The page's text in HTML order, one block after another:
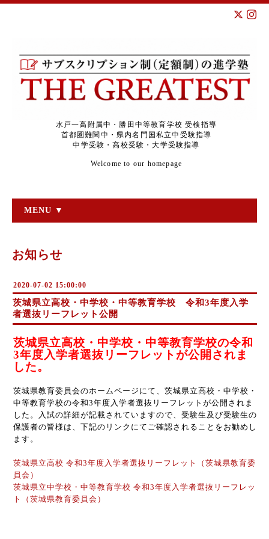
水戸一高附属中・勝田中等教育学校 受検指導
首都圏難関中・県内名門国私立中受験指導
中学受験・高校受験・大学受験指導
Welcome to our homepage
MENU ▼
お知らせ
2020-07-02 15:00:00
茨城県立高校・中学校・中等教育学校 令和3年度入学
者選抜リーフレット公開
茨城県立高校・中学校・中等教育学校の令和
3年度入学者選抜リーフレットが公開されま
した。
茨城県教育委員会のホームページにて、茨城県立高校・中学校・
中等教育学校の令和3年度入学者選抜リーフレットが公開されま
した。入試の詳細が記載されていますので、受験生及び受験生の
保護者の皆様は、下記のリンクにてご確認されることをお勧めし
ます。
茨城県立高校 令和3年度入学者選抜リーフレット（茨城県教育委
員会）
茨城県立中学校・中等教育学校 令和3年度入学者選抜リーフレッ
ト（茨城県教育委員会）